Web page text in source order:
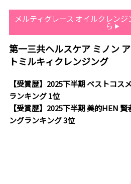
メルティグレース オイルクレン
ら
第一三共ヘルスケア ミノン
トミルキィクレンジング
【受賞歴】2025下半期 ベストコス
ランキング 1位
【受賞歴】2025下半期 美的HEN
ングランキング 3位